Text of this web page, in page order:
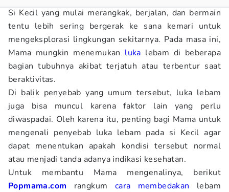
Si Kecil yang mulai merangkak, berjalan, dan bermain
tentu lebih sering bergerak ke sana kemari untuk
mengeksplorasi lingkungan sekitarnya. Pada masa ini,
Mama mungkin menemukan luka lebam di beberapa
bagian tubuhnya akibat terjatuh atau terbentur saat
beraktivitas.
Di balik penyebab yang umum tersebut, luka lebam
juga bisa muncul karena faktor lain yang perlu
diwaspadai. Oleh karena itu, penting bagi Mama untuk
mengenali penyebab luka lebam pada si Kecil agar
dapat menentukan apakah kondisi tersebut normal
atau menjadi tanda adanya indikasi kesehatan.
Untuk membantu Mama mengenalinya, berikut
Popmama.com rangkum cara membedakan lebam